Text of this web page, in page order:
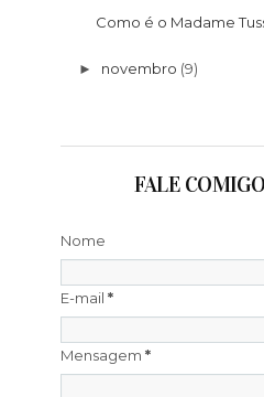
Como é o Madame
► novembro (9)
FALE
Nome
E-mail *
Mensagem *